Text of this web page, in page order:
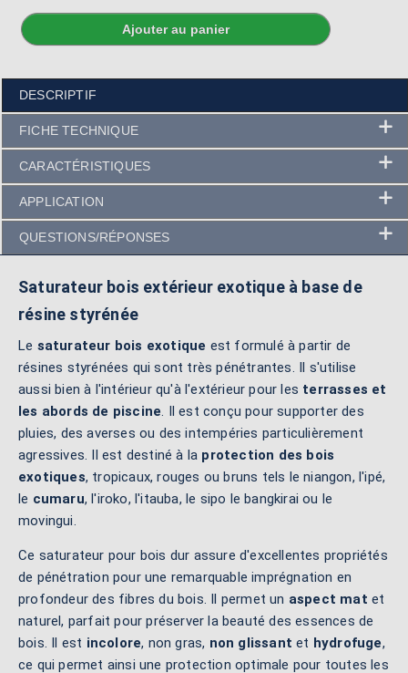
DESCRIPTIF
FICHE TECHNIQUE
CARACTÉRISTIQUES
APPLICATION
QUESTIONS/RÉPONSES
Saturateur bois extérieur exotique à base de
résine styrénée
Le saturateur bois exotique est formulé à partir de
résines styrénées qui sont très pénétrantes. Il s'utilise
aussi bien à l'intérieur qu'à l'extérieur pour les terrasses et
les abords de piscine. Il est conçu pour supporter des
pluies, des averses ou des intempéries particulièrement
agressives. Il est destiné à la protection des bois
exotiques, tropicaux, rouges ou bruns tels le niangon, l'ipé,
le cumaru, l'iroko, l'itauba, le sipo le bangkirai ou le
movingui.
Ce saturateur pour bois dur assure d'excellentes propriétés
de pénétration pour une remarquable imprégnation en
profondeur des fibres du bois. Il permet un aspect mat et
naturel, parfait pour préserver la beauté des essences de
bois. Il est incolore, non gras, non glissant et hydrofuge,
ce qui permet ainsi une protection optimale pour toutes les